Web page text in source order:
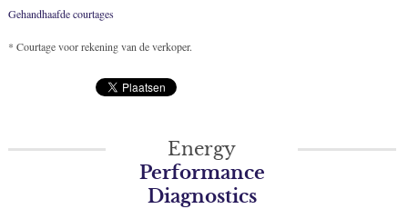
Gehandhaafde courtages
* Courtage voor rekening van de verkoper.
Energy
Performance
Diagnostics